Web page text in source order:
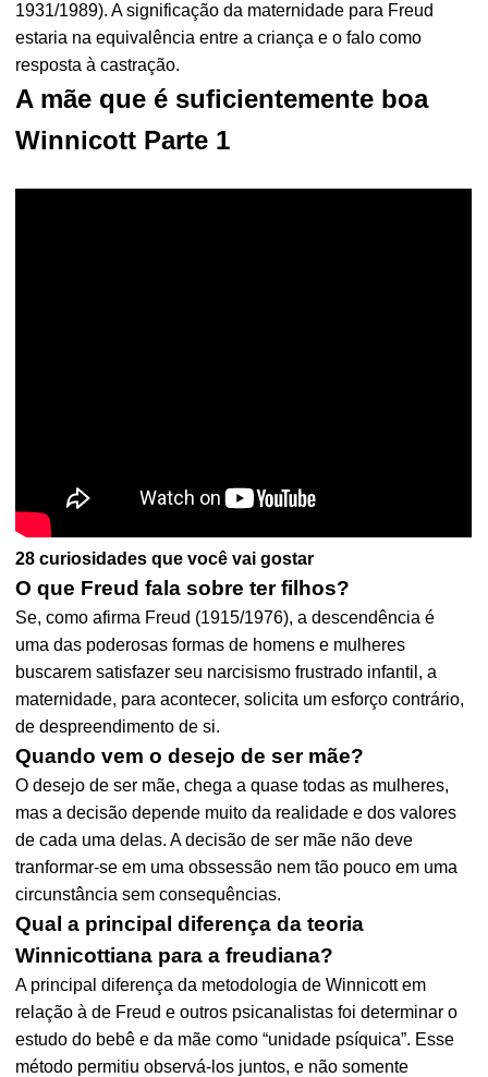
1931/1989). A significação da maternidade para Freud
estaria na equivalência entre a criança e o falo como
resposta à castração.
A mãe que é suficientemente boa
Winnicott Parte 1
28 curiosidades que você vai gostar
O que Freud fala sobre ter filhos?
Se, como afirma Freud (1915/1976), a descendência é
uma das poderosas formas de homens e mulheres
buscarem satisfazer seu narcisismo frustrado infantil, a
maternidade, para acontecer, solicita um esforço contrário,
de despreendimento de si.
Quando vem o desejo de ser mãe?
O desejo de ser mãe, chega a quase todas as mulheres,
mas a decisão depende muito da realidade e dos valores
de cada uma delas. A decisão de ser mãe não deve
tranformar-se em uma obssessão nem tão pouco em uma
circunstância sem consequências.
Qual a principal diferença da teoria
Winnicottiana para a freudiana?
A principal diferença da metodologia de Winnicott em
relação à de Freud e outros psicanalistas foi determinar o
estudo do bebê e da mãe como “unidade psíquica”. Esse
método permitiu observá-los juntos, e não somente